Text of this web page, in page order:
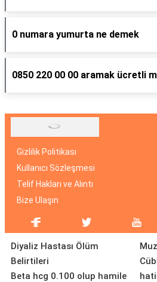
0 numara yumurta ne demek
0850 220 00 00 aramak ücretli
Gizlilik Politikası
Kullanıcı Sözleşmesi
Telif Hakları ve Alıntı
Bize Ulaşın
Diyaliz Hastası Ölüm
Belirtileri
Beta hcg 0.100 olup hamile